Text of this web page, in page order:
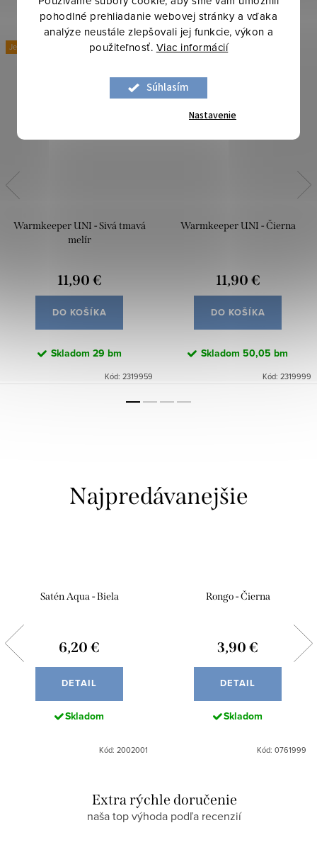
pohodlné prehliadanie webovej stránky a vďaka
analýze neustále zlepšovali jej funkcie, výkon a
použiteľnosť. Viac informácií
Súhlasím
Nastavenie
Jesenné a zimné inšpirácie
Warmkeeper UNI - Sivá tmavá
melír
11,90 €
DO KOŠÍKA
Skladom 29 bm
Kód: 2319959
Warmkeeper UNI - Čierna
11,90 €
DO KOŠÍKA
Skladom 50,05 bm
Kód: 2319999
Najpredávanejšie
Satén Aqua - Biela
6,20 €
DETAIL
Skladom
Kód: 2002001
Rongo - Čierna
3,90 €
DETAIL
Skladom
Kód: 0761999
Extra rýchle doručenie
naša top výhoda podľa recenzií